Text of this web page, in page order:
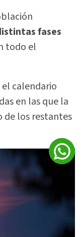
fases
todo el
calendario
en las que la
de los restantes